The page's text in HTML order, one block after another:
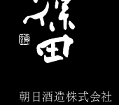
朝日酒造株式会社